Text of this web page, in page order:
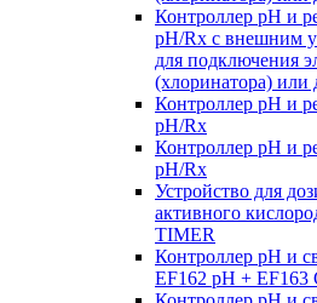
Контроллер рН и
pH/Rx с внешним
для подключения
(хлоринатора) или
Контроллер рН и
pH/Rx
Контроллер рН и
pH/Rx
Устройство для
активного
TIMER
Контроллер рН и
EF162 pH + EF163